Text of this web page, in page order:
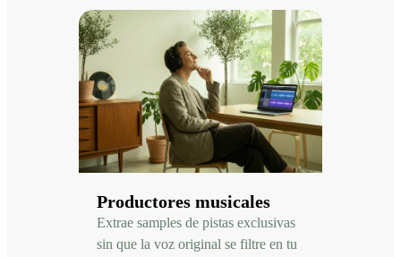
Productores musicales
Extrae samples de pistas exclusivas
sin que la voz original se filtre en tu